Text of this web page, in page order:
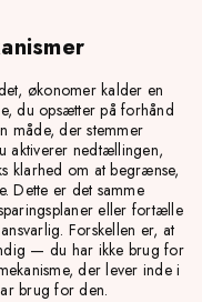
økonomer kalder en
du opsætter på forhånd
måde, der stemmer
aktiverer nedtællingen,
klarhed om at begrænse,
Dette er det samme
eller fortælle
Forskellen er, at
— du har ikke brug for
der lever inde i
brug for den.